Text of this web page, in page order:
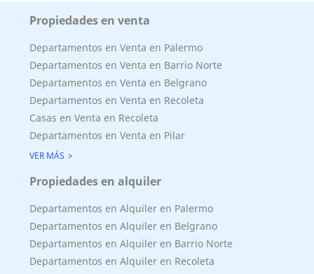
Propiedades en venta
Departamentos en Venta en Palermo
Departamentos en Venta en Barrio Norte
Departamentos en Venta en Belgrano
Departamentos en Venta en Recoleta
Casas en Venta en Recoleta
Departamentos en Venta en Pilar
VER MÁS
Propiedades en alquiler
Departamentos en Alquiler en Palermo
Departamentos en Alquiler en Belgrano
Departamentos en Alquiler en Barrio Norte
Departamentos en Alquiler en Recoleta